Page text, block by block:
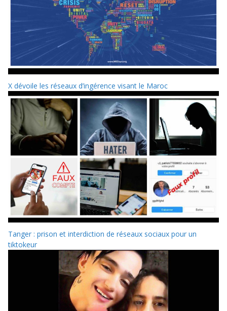
X dévoile les réseaux d’ingérence visant le Maroc
Tanger : prison et interdiction de réseaux sociaux pour un
tiktokeur